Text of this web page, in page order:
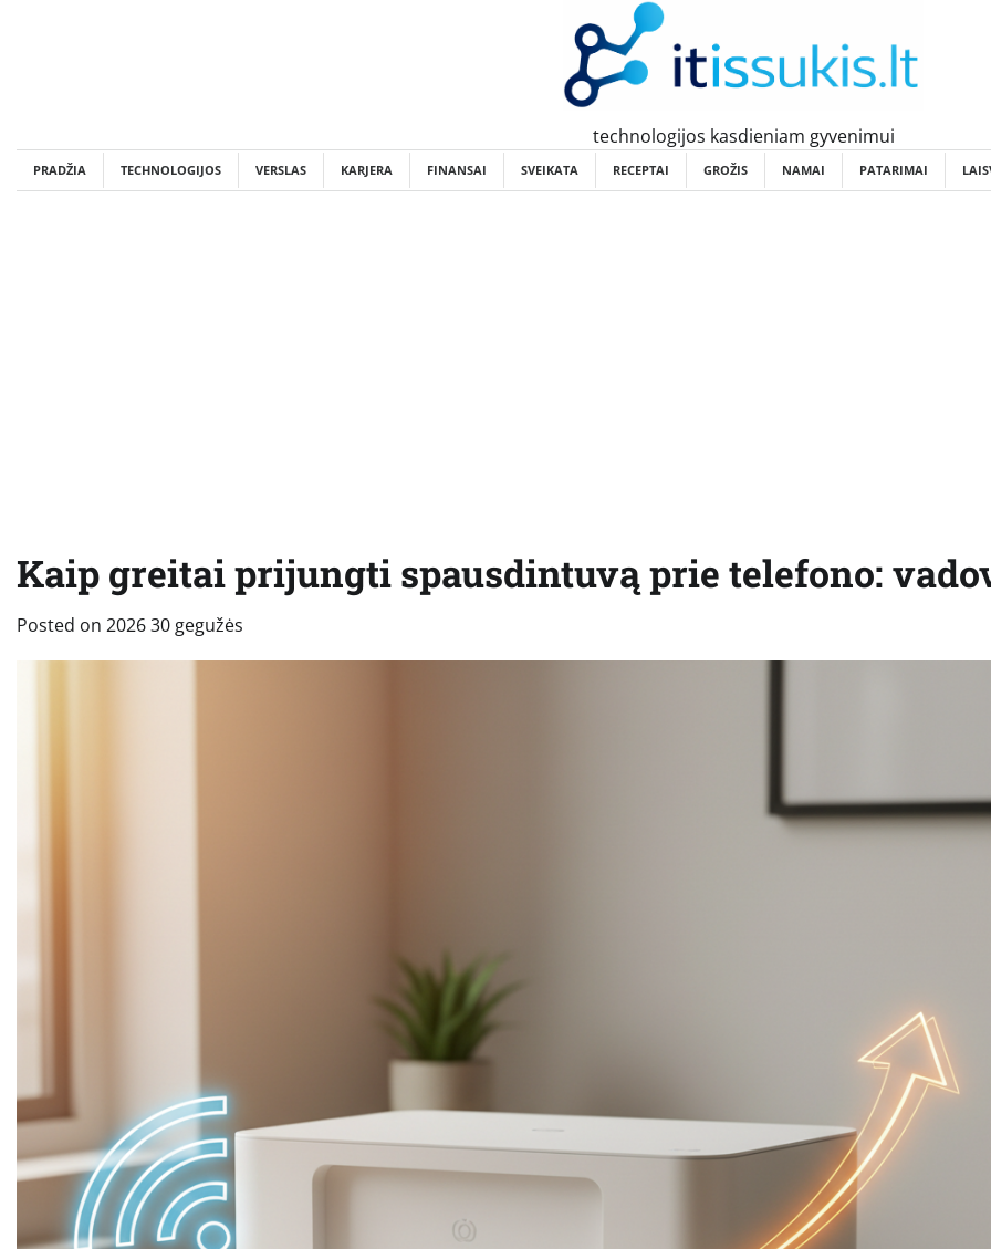
technologijos kasdieniam gyvenimui
PRADŽIA TECHNOLOGIJOS VERSLAS KARJERA FINANSAI SVEIKATA RECEPTAI GROŽIS NAMAI PATARIMAI
Kaip greitai prijungti spausdintuvą prie telefono:
Posted on 2026 30 gegužės